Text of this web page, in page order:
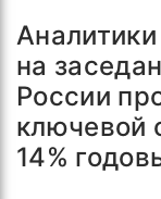
на
России
ключевой
14%